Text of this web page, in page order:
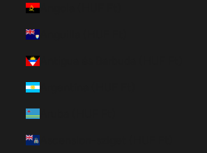
Angola (HUF Ft)
Antigua és Barbuda (HUF Ft)
Argentína (HUF Ft)
Aruba (HUF Ft)